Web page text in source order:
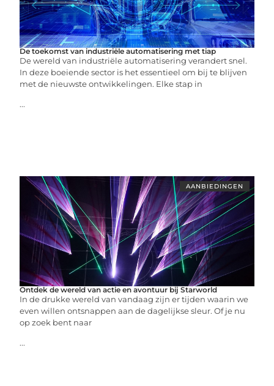
De toekomst van industriële automatisering met tiap
De wereld van industriële automatisering verandert snel.
In deze boeiende sector is het essentieel om bij te blijven
met de nieuwste ontwikkelingen. Elke stap in
...
AANBIEDINGEN
Ontdek de wereld van actie en avontuur bij Starworld
In de drukke wereld van vandaag zijn er tijden waarin we
even willen ontsnappen aan de dagelijkse sleur. Of je nu
op zoek bent naar
...